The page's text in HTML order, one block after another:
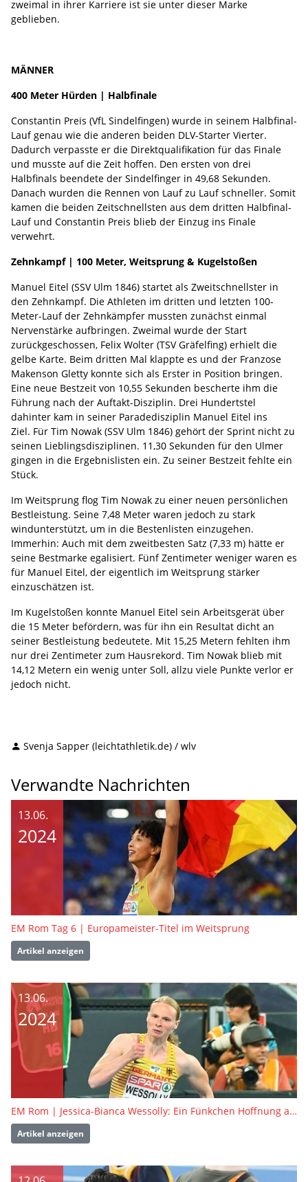
zweimal in ihrer Karriere ist sie unter dieser Marke
geblieben.
MÄNNER
400 Meter Hürden | Halbfinale
Constantin Preis (VfL Sindelfingen) wurde in seinem Halbfinal-
Lauf genau wie die anderen beiden DLV-Starter Vierter.
Dadurch verpasste er die Direktqualifikation für das Finale
und musste auf die Zeit hoffen. Den ersten von drei
Halbfinals beendete der Sindelfinger in 49,68 Sekunden.
Danach wurden die Rennen von Lauf zu Lauf schneller. Somit
kamen die beiden Zeitschnellsten aus dem dritten Halbfinal-
Lauf und Constantin Preis blieb der Einzug ins Finale
verwehrt.
Zehnkampf | 100 Meter, Weitsprung & Kugelstoßen
Manuel Eitel (SSV Ulm 1846) startet als Zweitschnellster in
den Zehnkampf. Die Athleten im dritten und letzten 100-
Meter-Lauf der Zehnkämpfer mussten zunächst einmal
Nervenstärke aufbringen. Zweimal wurde der Start
zurückgeschossen, Felix Wolter (TSV Gräfelfing) erhielt die
gelbe Karte. Beim dritten Mal klappte es und der Franzose
Makenson Gletty konnte sich als Erster in Position bringen.
Eine neue Bestzeit von 10,55 Sekunden bescherte ihm die
Führung nach der Auftakt-Disziplin. Drei Hundertstel
dahinter kam in seiner Paradedisziplin Manuel Eitel ins
Ziel. Für Tim Nowak (SSV Ulm 1846) gehört der Sprint nicht zu
seinen Lieblingsdisziplinen. 11,30 Sekunden für den Ulmer
gingen in die Ergebnislisten ein. Zu seiner Bestzeit fehlte ein
Stück.
Im Weitsprung flog Tim Nowak zu einer neuen persönlichen
Bestleistung. Seine 7,48 Meter waren jedoch zu stark
windunterstützt, um in die Bestenlisten einzugehen.
Immerhin: Auch mit dem zweitbesten Satz (7,33 m) hätte er
seine Bestmarke egalisiert. Fünf Zentimeter weniger waren es
für Manuel Eitel, der eigentlich im Weitsprung stärker
einzuschätzen ist.
Im Kugelstoßen konnte Manuel Eitel sein Arbeitsgerät über
die 15 Meter befördern, was für ihn ein Resultat dicht an
seiner Bestleistung bedeutete. Mit 15,25 Metern fehlten ihm
nur drei Zentimeter zum Hausrekord. Tim Nowak blieb mit
14,12 Metern ein wenig unter Soll, allzu viele Punkte verlor er
jedoch nicht.
Svenja Sapper (leichtathletik.de) / wlv
Verwandte Nachrichten
13.06.
2024
EM Rom Tag 6 | Europameister-Titel im Weitsprung
Artikel anzeigen
13.06.
2024
EM Rom | Jessica-Bianca Wessolly: Ein Fünkchen Hoffnung auf Olympia bleibt
Artikel anzeigen